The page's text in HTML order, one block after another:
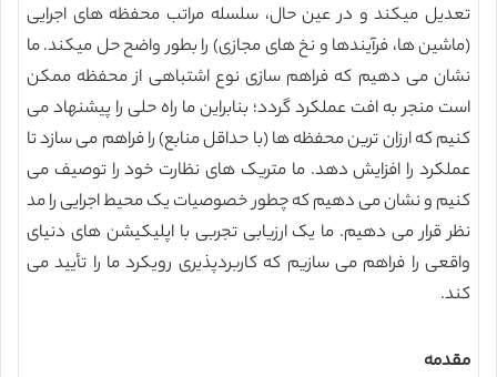
تعدیل میکند و در عین حال، سلسله مراتب محفظه های اجرایی
(ماشین ها، فرآیندها و نخ های مجازی) را بطور واضح حل میکند. ما
نشان می دهیم که فراهم سازی نوع اشتباهی از محفظه ممکن
است منجر به افت عملکرد گردد؛ بنابراین ما راه حلی را پیشنهاد می
کنیم که ارزان ترین محفظه ها (با حداقل منابع) را فراهم می سازد تا
عملکرد را افزایش دهد. ما متریک های نظارت خود را توصیف می
کنیم و نشان می دهیم که چطور خصوصیات یک محیط اجرایی را مد
نظر قرار می دهیم. ما یک ارزیابی تجربی با اپلیکیشن های دنیای
واقعی را فراهم می سازیم که کاربردپذیری رویکرد ما را تأیید می
کند.
مقدمه